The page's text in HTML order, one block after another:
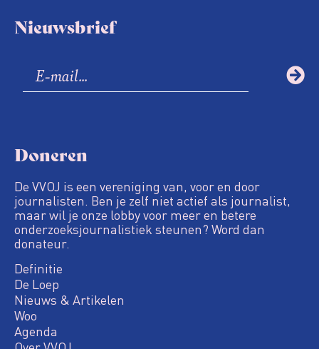
Nieuwsbrief
Doneren
De VVOJ is een vereniging van, voor en door
journalisten. Ben je zelf niet actief als journalist,
maar wil je onze lobby voor meer en betere
onderzoeksjournalistiek steunen? Word dan
donateur.
Definitie
De Loep
Nieuws & Artikelen
Woo
Agenda